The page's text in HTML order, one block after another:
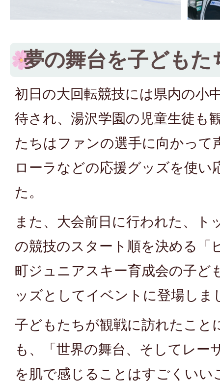
夢の舞台を子どもた
初日の大回転競技には県内の小
待され、湯沢学園の児童生徒も
たちはファンの選手に向かって
ローラなどの応援グッズを使い
た。
また、大会前日に行われた、ト
の競技のスタート順を決める「
町ジュニアスキー育成会の子ど
ッズとしてイベントに登場しま
子どもたちが観戦に訪れたこと
も、「世界の舞台、そしてレー
を肌で感じることはすごくいい